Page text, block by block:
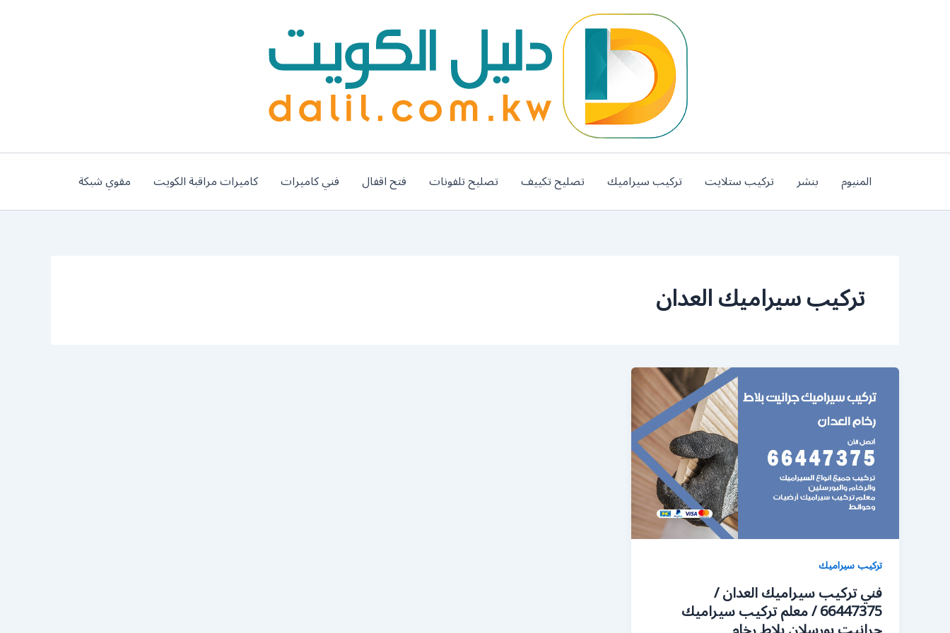
المنيوم بنشر تركيب ستلايت تركيب سيراميك تصليح تكييف تصليح تلفونات فتح اقفال فني كاميرات كاميرات مراقبة الكويت مقوي شبكة
تركيب سيراميك العدان
تركيب سيراميك
فني تركيب سيراميك العدان /
66447375 / معلم تركيب سيراميك